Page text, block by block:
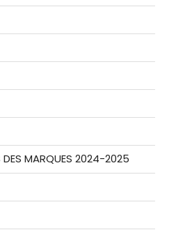
DES MARQUES 2024-2025